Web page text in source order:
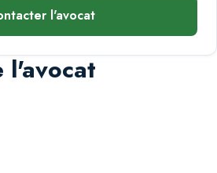
l'avocat
l'avocat